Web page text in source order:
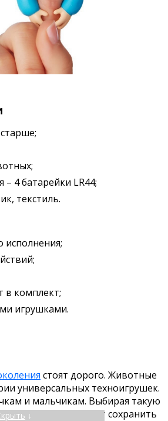
– 4 батарейки LR44;
текстиль.
исполнения;
в комплект;
игрушками.
стоят дорого. Животные
универсальных техноигрушек.
и мальчикам. Выбирая такую
родители могут сохранить
↓